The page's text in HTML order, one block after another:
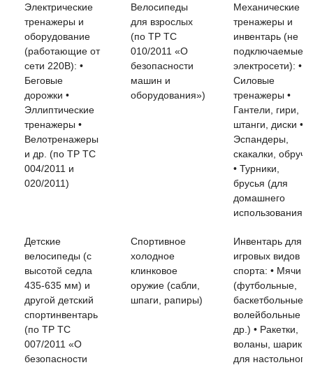
соответствия
соответствии
обязательное
подтверждение
(возможен
добровольный
сертификат
или отказное
письмо)
Электрические
тренажеры и
оборудование
(работающие от
сети 220В): •
Беговые
дорожки •
Эллиптические
тренажеры •
Велотренажеры
и др. (по ТР ТС
004/2011 и
020/2011)
Велосипеды
для взрослых
(по ТР ТС
010/2011 «О
безопасности
машин и
оборудования»)
Механические
тренажеры и
инвентарь (не
подключаемые к
электросети): •
Силовые
тренажеры •
Гантели, гири,
штанги, диски •
Эспандеры,
скакалки, обручи
• Турники,
брусья (для
домашнего
использования)
Детские
велосипеды (с
высотой седла
435-635 мм) и
другой детский
спортинвентарь
(по ТР ТС
007/2011 «О
безопасности
Спортивное
холодное
клинковое
оружие (сабли,
шпаги, рапиры)
Инвентарь для
игровых видов
спорта: • Мячи
(футбольные,
баскетбольные,
волейбольные и
др.) • Ракетки,
воланы, шарики
для настольного